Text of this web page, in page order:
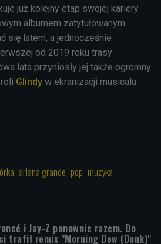
już kolejny etap swojej kariery.
albumem zatytułowanym
się latem, a jednocześnie
od 2019 roku trasy
lata przyniosły jej także ogromny
Glindy w ekranizacji musicalu
ariana grande pop muzyka
i Jay-Z ponownie razem. Do
trafił remix "Morning Dew (Donk)"